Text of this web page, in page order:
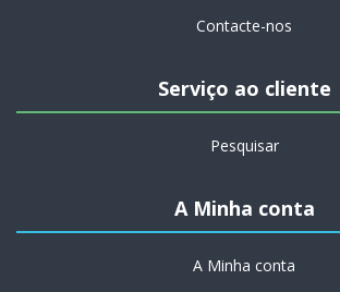
Contacte-nos
Serviço ao cliente
Pesquisar
A Minha conta
A Minha conta